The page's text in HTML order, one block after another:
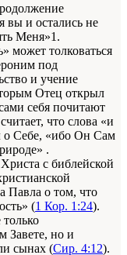
вы и остались не
Меня»1.
может толковаться
под
и учение
Отец открыл
себя почитают
что слова «и
о Себе, «ибо Он Сам
.
с библейской
Павла о том, что
(1 Кор. 1:24).
Завете, но и
сынах (Сир. 4:12).